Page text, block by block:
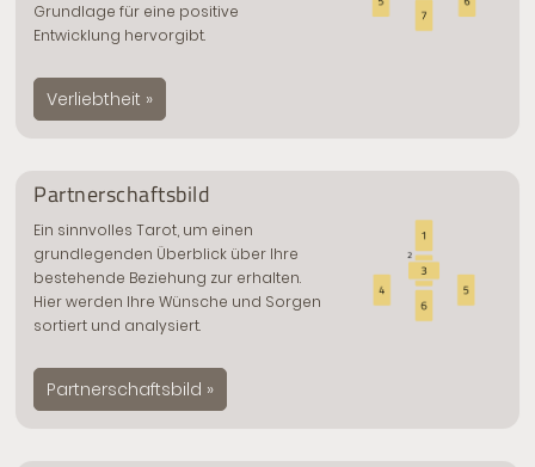
Grundlage für eine positive
Entwicklung hervorgibt.
Verliebtheit »
Partnerschaftsbild
Ein sinnvolles Tarot, um einen
grundlegenden Überblick über Ihre
bestehende Beziehung zur erhalten.
Hier werden Ihre Wünsche und Sorgen
sortiert und analysiert.
Partnerschaftsbild »